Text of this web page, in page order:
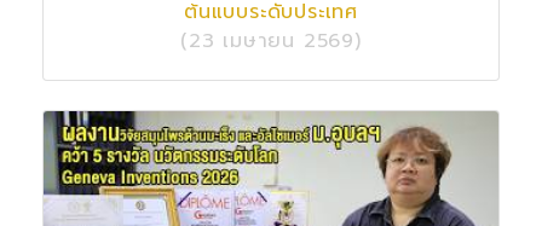
ต้นแบบระดับประเทศ
(23 เมษายน 2569)